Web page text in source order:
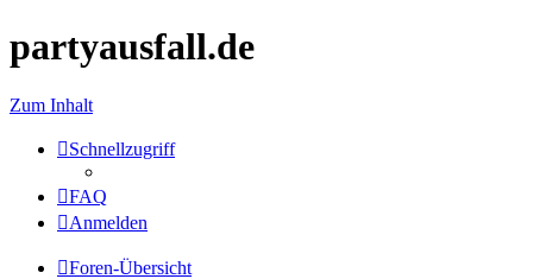
partyausfall.de
Zum Inhalt
Schnellzugriff
FAQ
Anmelden
Foren-Übersicht